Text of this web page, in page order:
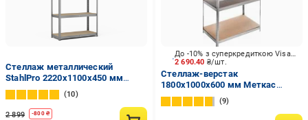
Стеллаж металлический
StahlPro 2220x1100x450 мм
оцинкованный 5 полок МДФ
10
2 899 -800₴
2 690.40 ₴/шт.
До -10% з суперкредиткою Visa Вигода
Стеллаж-верстак
1800x1000x600 мм Меткас
Верстак серый ДСП полки 5 шт.
цинкованный
9